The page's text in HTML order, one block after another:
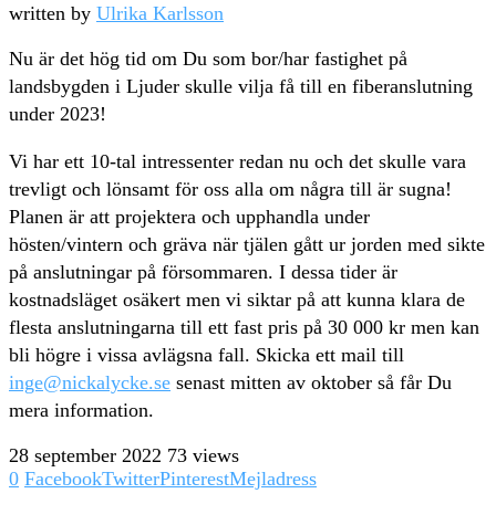
written by Ulrika Karlsson
Nu är det hög tid om Du som bor/har fastighet på
landsbygden i Ljuder skulle vilja få till en fiberanslutning
under 2023!
Vi har ett 10-tal intressenter redan nu och det skulle vara
trevligt och lönsamt för oss alla om några till är sugna!
Planen är att projektera och upphandla under
hösten/vintern och gräva när tjälen gått ur jorden med sikte
på anslutningar på försommaren. I dessa tider är
kostnadsläget osäkert men vi siktar på att kunna klara de
flesta anslutningarna till ett fast pris på 30 000 kr men kan
bli högre i vissa avlägsna fall. Skicka ett mail till
inge@nickalycke.se senast mitten av oktober så får Du
mera information.
28 september 2022 73 views
0 FacebookTwitterPinterestMejladress